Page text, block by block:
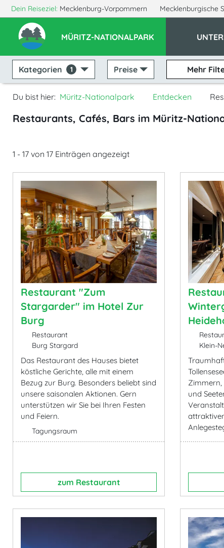
Dein Reiseziel: Mecklenburg-Vorpommern Mecklenburgische
MÜRITZ-NATIONALPARK
Kategorien 1 Preise Mehr
Du bist hier: Müritz-Nationalpark Entdecken
Restaurants, Cafés, Bars im Müritz-
1 - 17 von 17 Einträgen angezeigt
Restaurant "Zum
Stargarder" im Hotel Zur
Burg
Restaurant
Burg Stargard
Das Restaurant des Hauses bietet
köstliche Gerichte, alle mit einem
Bezug zur Burg. Besonders beliebt sind
unsere saisonalen Aktionen. Gern
unterstützen wir Sie bei Ihren Festen
und Feiern.
Tagungsraum
zum Restaurant
Klein-
und